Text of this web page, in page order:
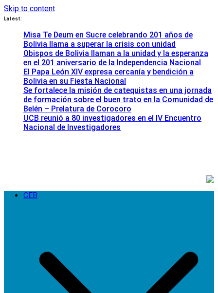
Skip to content
Latest:
Misa Te Deum en Sucre celebrando 201 años de
Bolivia llama a superar la crisis con unidad
Obispos de Bolivia llaman a la unidad y la esperanza
en el 201 aniversario de la Independencia Nacional
El Papa León XIV expresa cercanía y bendición a
Bolivia en su Fiesta Nacional
Se fortalece la misión de catequistas en una jornada
de formación sobre el buen trato en la Comunidad de
Belén – Prelatura de Corocoro
UCB reunió a 80 investigadores en el IV Encuentro
Nacional de Investigadores
CEB